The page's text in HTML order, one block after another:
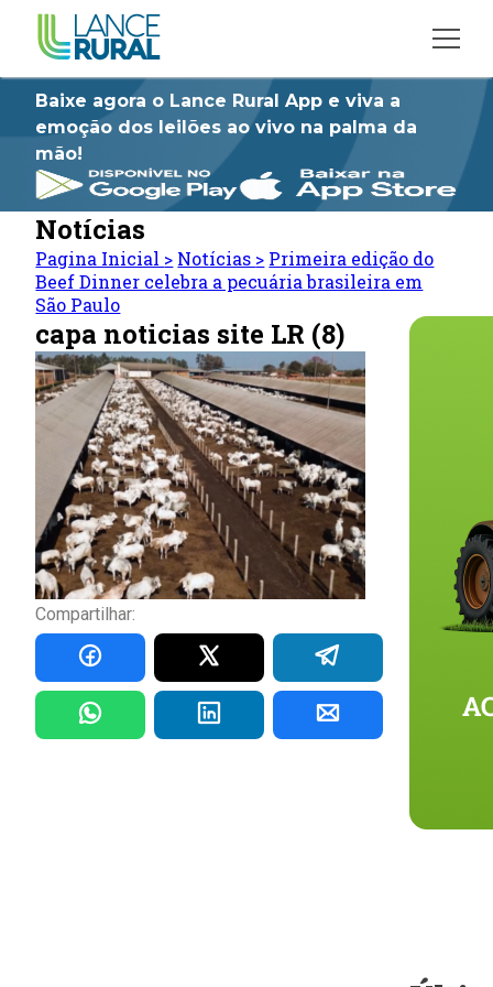
Baixe agora o Lance Rural App e viva a
emoção dos leilões ao vivo na palma da
mão!
Notícias
Pagina Inicial > Notícias > Primeira edição do
Beef Dinner celebra a pecuária brasileira em
São Paulo
capa noticias site LR (8)
Compartilhar: